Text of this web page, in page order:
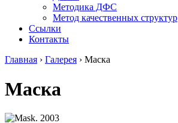
Методика ДФС
Метод качественных структур
Ссылки
Контакты
Главная › Галерея › Маска
Маска